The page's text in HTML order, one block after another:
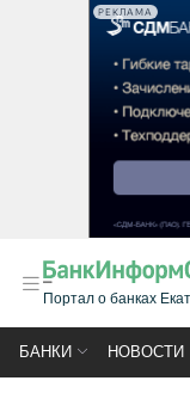
РЕКЛАМА
Портал о банках
БАНКИ НОВОСТИ